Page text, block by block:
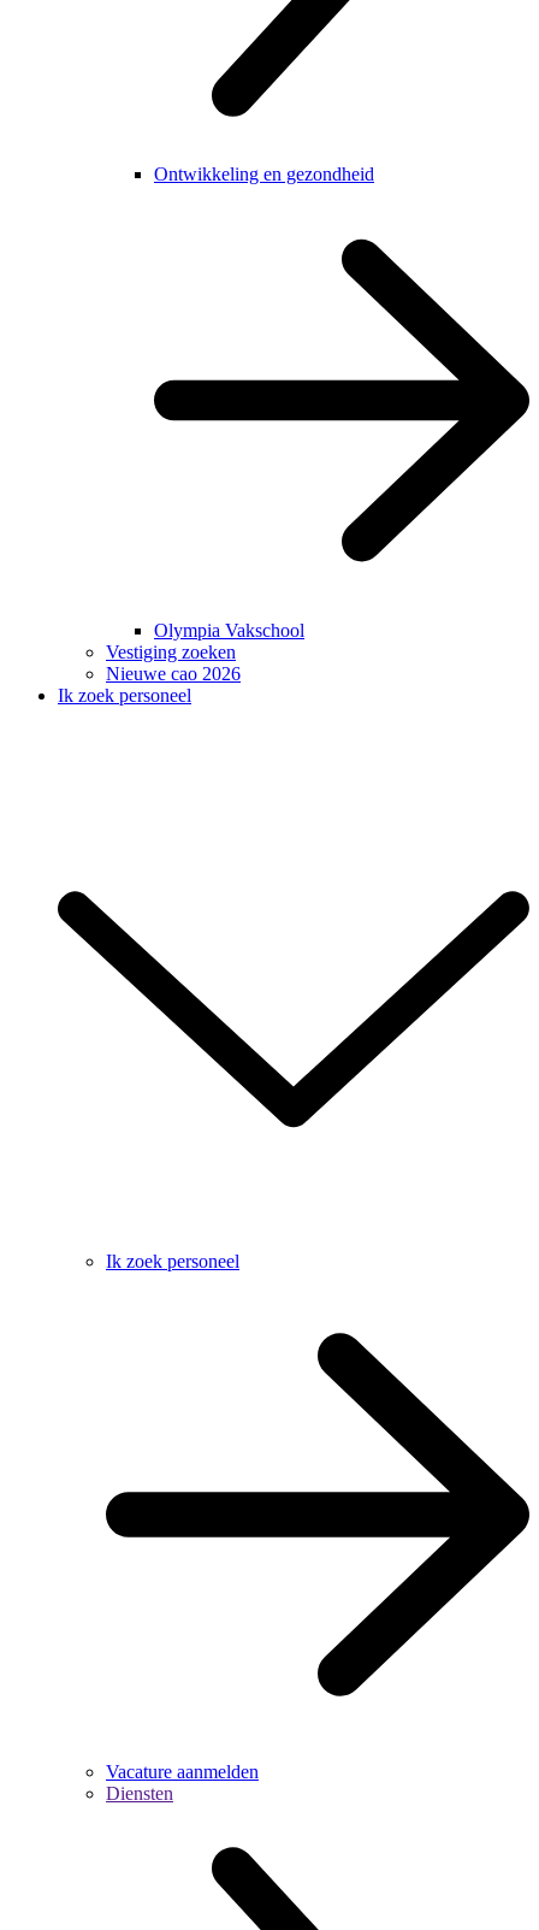
Ontwikkeling en gezondheid
Olympia Vakschool
Vestiging zoeken
Nieuwe cao 2026
Ik zoek personeel
Ik zoek personeel
Vacature aanmelden
Diensten